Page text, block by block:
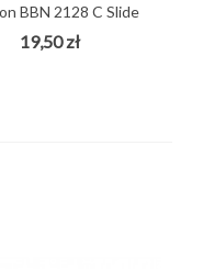
BBN 2128 C Slide
gitarowy...
19,50 zł